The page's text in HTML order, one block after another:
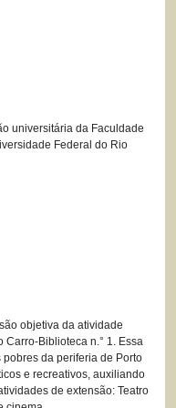
universitária da Faculdade
Federal do Rio
objetiva da atividade
Biblioteca n.° 1. Essa
da periferia de Porto
e recreativos, auxiliando
de extensão: Teatro